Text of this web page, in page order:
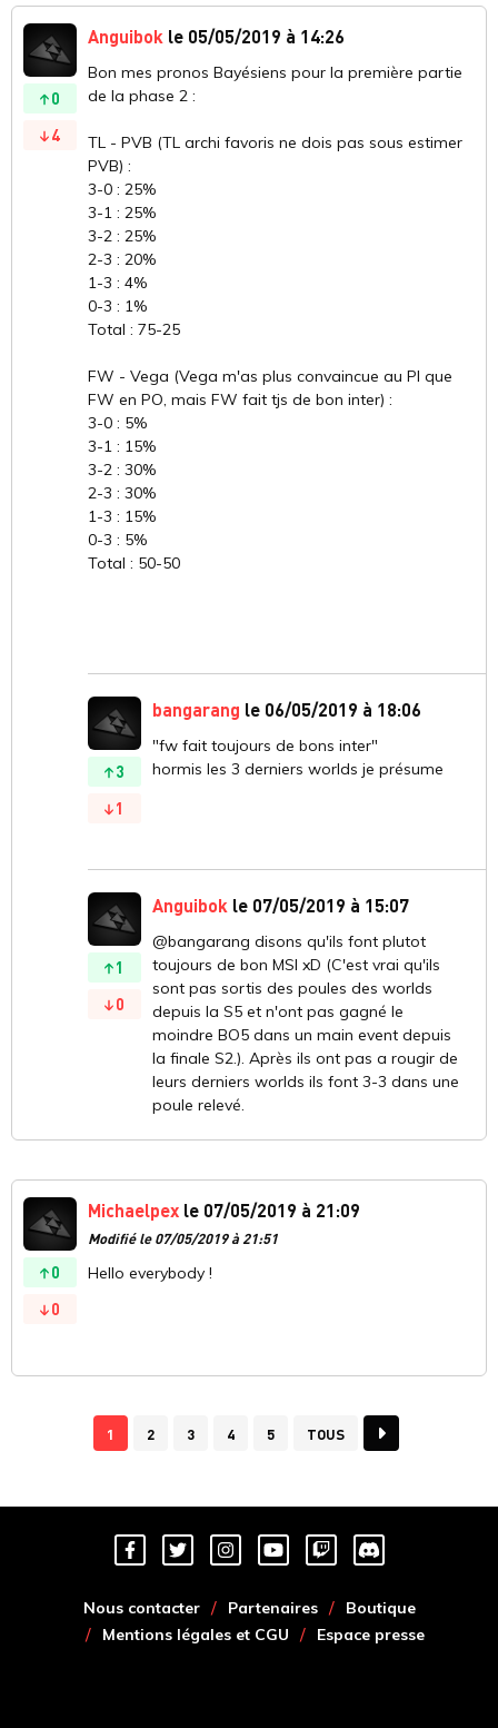
0
4
Anguibok le 05/05/2019 à 14:26
Bon mes pronos Bayésiens pour la première partie
de la phase 2 :
TL - PVB (TL archi favoris ne dois pas sous estimer
PVB) :
3-0 : 25%
3-1 : 25%
3-2 : 25%
2-3 : 20%
1-3 : 4%
0-3 : 1%
Total : 75-25
FW - Vega (Vega m'as plus convaincue au PI que
FW en PO, mais FW fait tjs de bon inter) :
3-0 : 5%
3-1 : 15%
3-2 : 30%
2-3 : 30%
1-3 : 15%
0-3 : 5%
Total : 50-50
3
1
bangarang le 06/05/2019 à 18:06
"fw fait toujours de bons inter"
hormis les 3 derniers worlds je présume
1
0
Anguibok le 07/05/2019 à 15:07
@bangarang disons qu'ils font plutot
toujours de bon MSI xD (C'est vrai qu'ils
sont pas sortis des poules des worlds
depuis la S5 et n'ont pas gagné le
moindre BO5 dans un main event depuis
la finale S2.). Après ils ont pas a rougir de
leurs derniers worlds ils font 3-3 dans une
poule relevé.
0
0
Michaelpex le 07/05/2019 à 21:09
Modifié le 07/05/2019 à 21:51
Hello everybody !
1 2 3 4 5 TOUS
Nous contacter Partenaires
Boutique
Mentions légales et CGU
Espace presse